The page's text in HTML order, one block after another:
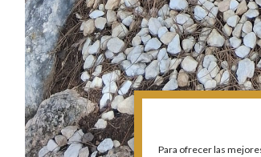
Para ofrecer las